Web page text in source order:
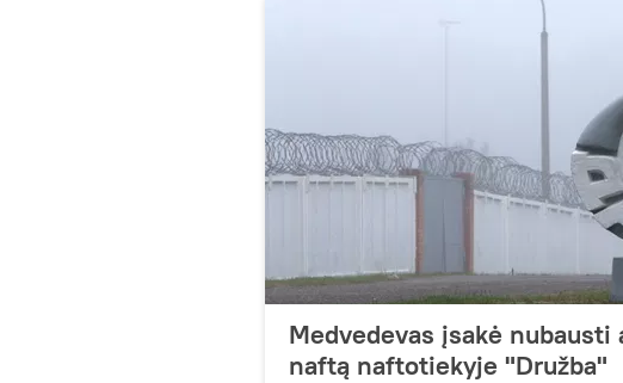
Medvedevas įsakė
naftą naftotiekyje "Družba"